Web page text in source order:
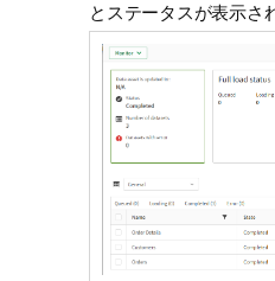
とステータスが表示さ